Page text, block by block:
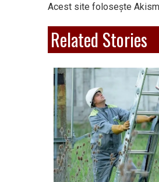
Acest site folosește
Related Stories